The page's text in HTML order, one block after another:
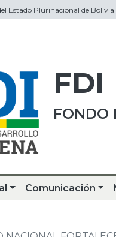
Estado Plurinacional de Bolivia
FDI
FONDO
Comunicación